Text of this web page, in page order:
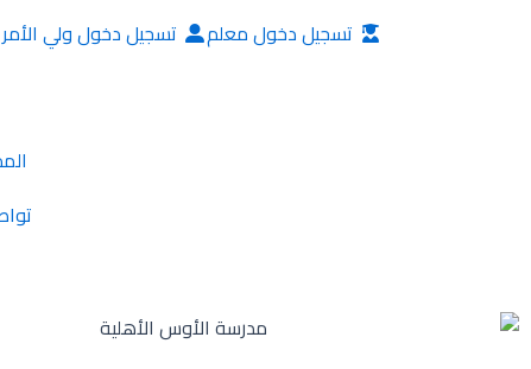
تسجيل دخول معلم تسجيل دخول ولي الأمر